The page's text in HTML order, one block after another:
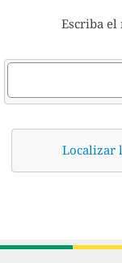
Escriba el
Localizar